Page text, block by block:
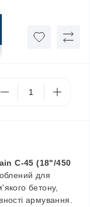
C-45 (18"/450
для
бетону,
армування.